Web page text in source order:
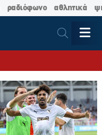
ραδιόφωνο αθλητικά